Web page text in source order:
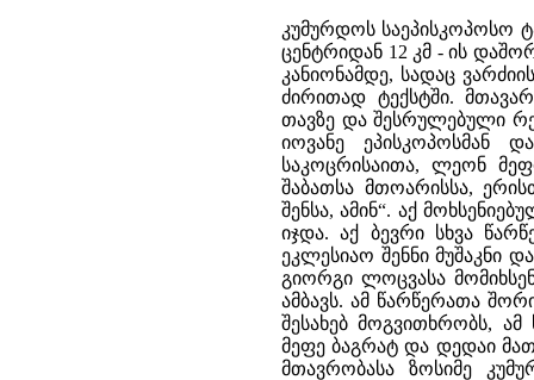
კუმურდოს საეპისკოპოსო
ცენტრიდან 12 კმ - ის
კანიონამდე, სადაც
ძირითად ტექსტში.
თავზე და შესრულებული
იოვანე ეპისკოპოსმან
საკოცრისაითა, ლეონ
შაბათსა მთოარისსა,
შენსა, ამინ“. აქ
იჯდა. აქ ბევრი სხვა
ეკლესიაო შენნი მუშაკნი
გიორგი ლოცვასა
ამბავს. ამ წარწერათა
შესახებ მოგვითხრობს,
მეფე ბაგრატ და დედაი
მთავრობასა ზოსიმე